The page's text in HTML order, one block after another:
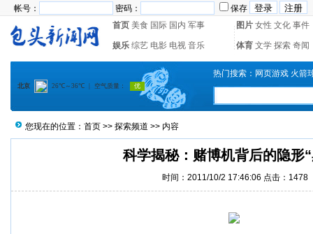
帐号： 密码：
保存
首页 美食 国际 国内 军事 图片 女性 文化 事件
娱乐 综艺 电影 电视 音乐 体育 文学 探索 奇闻
热门搜索： 网页游戏 火箭
您现在的位置： 首页 >> 探索频道 >> 内容
科学揭秘：赌博机背后的隐形
时间：2011/10/2 17:46:06 点击：1478